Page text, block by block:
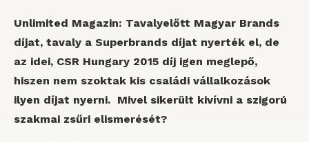
Unlimited Magazin: Tavalyelőtt Magyar Brands
díjat, tavaly a Superbrands díjat nyerték el, de
az idei, CSR Hungary 2015 díj igen meglepő,
hiszen nem szoktak kis családi vállalkozások
ilyen díjat nyerni. Mivel sikerült kivívni a szigorú
szakmai zsűri elismerését?